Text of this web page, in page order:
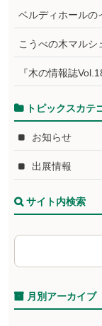
ベルディホールの
こうべの木マルシ
『木の情報誌
トピックスカテ
お知らせ
出展情報
サイト内検索
月別アーカイブ